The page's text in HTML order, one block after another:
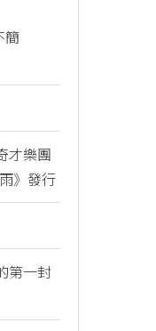
簡
才樂團
》發行
第一封